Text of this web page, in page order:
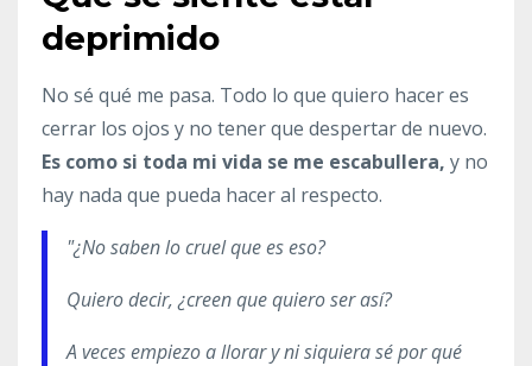
deprimido
No sé qué me pasa. Todo lo que quiero hacer es
cerrar los ojos y no tener que despertar de nuevo.
Es como si toda mi vida se me escabullera, y no
hay nada que pueda hacer al respecto.
"¿No saben lo cruel que es eso?
Quiero decir, ¿creen que quiero ser así?
A veces empiezo a llorar y ni siquiera sé por qué